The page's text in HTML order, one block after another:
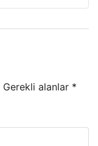
Gerekli alanlar *